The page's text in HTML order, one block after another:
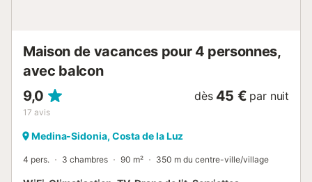
Maison de vacances pour 4 personnes,
avec balcon
9,0
17 avis
dès 45 € par nuit
Medina-Sidonia, Costa de la Luz
4 pers. 3 chambres 90 m² 350 m du centre-ville/village